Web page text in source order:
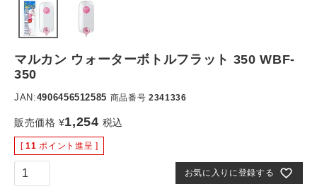
マルカン ウォーターボトルフラット 350 WBF-
350
JAN:4906456512585 商品番号 2341336
販売価格 ¥1,254 税込
[ 11 ポイント進呈 ]
お気に入りに登録する